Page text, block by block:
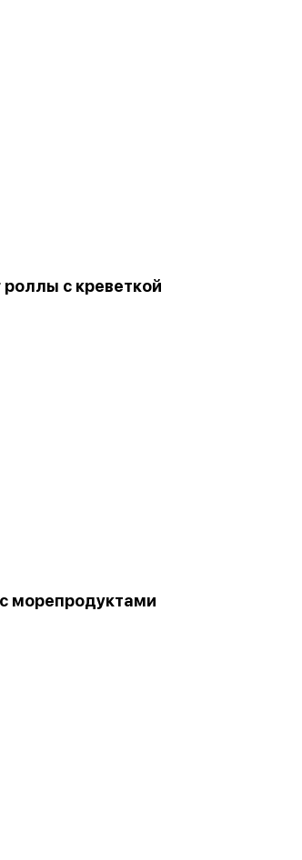
роллы с креветкой
морепродуктами